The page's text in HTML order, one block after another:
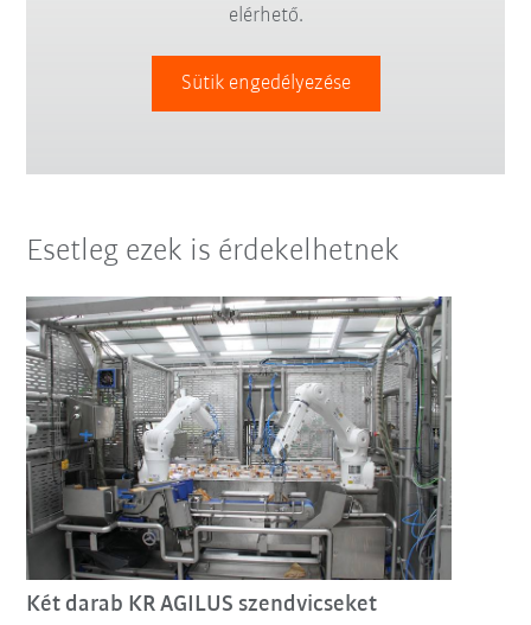
elérhető.
Sütik engedélyezése
Esetleg ezek is érdekelhetnek
Két darab KR AGILUS szendvicseket